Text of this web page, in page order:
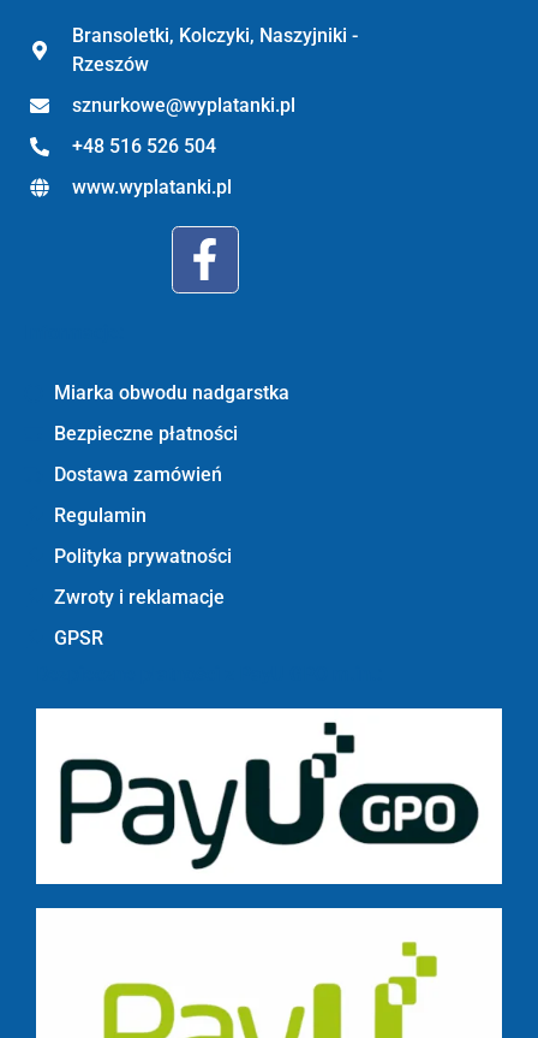
Bransoletki, Kolczyki, Naszyjniki -
Rzeszów
sznurkowe@wyplatanki.pl
+48 516 526 504
www.wyplatanki.pl
Miarka obwodu nadgarstka
Bezpieczne płatności
Dostawa zamówień
Regulamin
Polityka prywatności
Zwroty i reklamacje
GPSR